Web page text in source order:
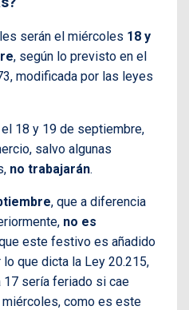
serán el miércoles 18 y
, según lo previsto en el
modificada por las leyes
18 y 19 de septiembre,
salvo algunas
no trabajarán.
, que a diferencia
no es
este festivo es añadido
que dicta la Ley 20.215,
sería feriado si cae
como es este